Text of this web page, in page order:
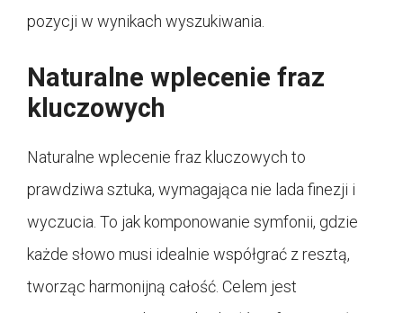
pozycji w wynikach wyszukiwania.
Naturalne wplecenie fraz
kluczowych
Naturalne wplecenie fraz kluczowych to
prawdziwa sztuka, wymagająca nie lada finezji i
wyczucia. To jak komponowanie symfonii, gdzie
każde słowo musi idealnie współgrać z resztą,
tworząc harmonijną całość. Celem jest